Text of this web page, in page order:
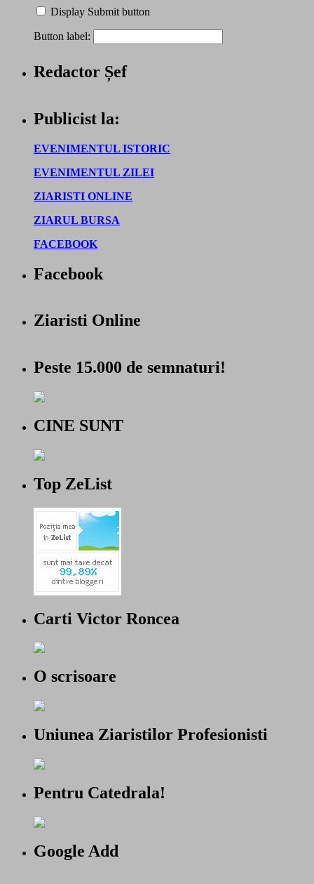
Display Submit button
Button label:
Redactor Șef
Publicist la:
EVENIMENTUL ISTORIC
EVENIMENTUL ZILEI
ZIARISTI ONLINE
ZIARUL BURSA
FACEBOOK
Facebook
Ziaristi Online
Peste 15.000 de semnaturi!
CINE SUNT
Top ZeList
Carti Victor Roncea
O scrisoare
Uniunea Ziaristilor Profesionisti
Pentru Catedrala!
Google Add